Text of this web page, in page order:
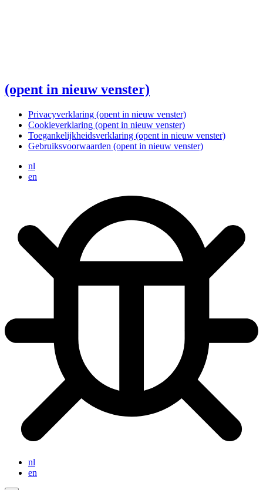
(opent in nieuw venster)
Privacyverklaring (opent in nieuw venster)
Cookieverklaring (opent in nieuw venster)
Toegankelijkheidsverklaring (opent in nieuw venster)
Gebruiksvoorwaarden (opent in nieuw venster)
nl
en
nl
en